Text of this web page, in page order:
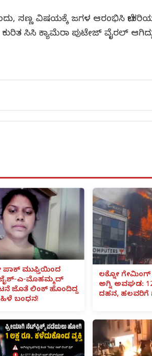
ಸಣ್ಣ ವಿಷಯಕ್ಕೆ ಜಗಳ ಆರಂಭಿಸಿ
ಸಿಸಿ ಕ್ಯಾಮೆರಾ ಪುಟೇಜ್ ವೈರಲ್
ಪಾಕ್ ಮುಫ್ತಿಯಿಂದ
ಎ-ಮೊಹಮ್ಮದ್
ಜೊತೆ ಲಿಂಕ್ ಹೊಂದಿದ್ದ
ಬಂಧನ!
ಲಕ್ನೋ
ಅಗ್ನಿ ಅವಘಡ:
ದಹನ, ಹಲವರಿಗೆ